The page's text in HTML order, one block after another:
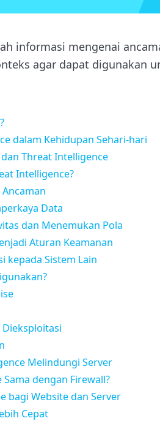
informasi mengenai
agar dapat digunakan
dalam Kehidupan Sehari-hari
Threat Intelligence
Intelligence?
Data
dan Menemukan Pola
Aturan Keamanan
kepada Sistem Lain
Melindungi Server
dengan Firewall?
bagi Website dan Server
Cepat